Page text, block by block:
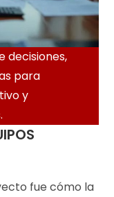
decisiones,
para
y
fue cómo la